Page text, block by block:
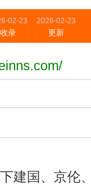
02-23
收录
2026-02-23
更新
建国、京伦